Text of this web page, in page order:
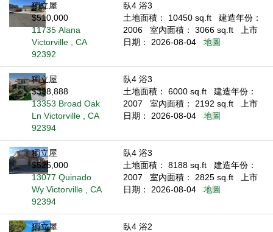
獨立屋
$510,000
11735 Alana
Victorville , CA
92392
臥4 浴3
土地面積： 10450 sq.ft
建造年份：
2006
室內面積： 3066 sq.ft
上市
日期： 2026-08-04
地圖
獨立屋
$398,888
13353 Broad Oak
Ln Victorville , CA
92394
臥4 浴3
土地面積： 6000 sq.ft
建造年份：
2007
室內面積： 2192 sq.ft
上市
日期： 2026-08-04
地圖
獨立屋
$525,000
13077 Quinado
Wy Victorville , CA
92394
臥4 浴3
土地面積： 8188 sq.ft
建造年份：
2007
室內面積： 2825 sq.ft
上市
日期： 2026-08-04
地圖
獨立屋
臥4 浴2